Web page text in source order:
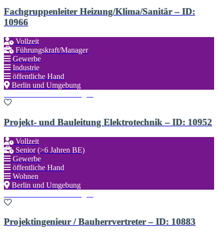
Fachgruppenleiter Heizung/Klima/Sanitär – ID:
10966
Vollzeit
Führungskraft/Manager
Gewerbe
Industrie
öffentliche Hand
Berlin und Umgebung
Projekt- und Bauleitung Elektrotechnik – ID: 10952
Vollzeit
Senior (>6 Jahren BE)
Gewerbe
öffentliche Hand
Wohnen
Berlin und Umgebung
Projektingenieur / Bauherrvertreter – ID: 10883